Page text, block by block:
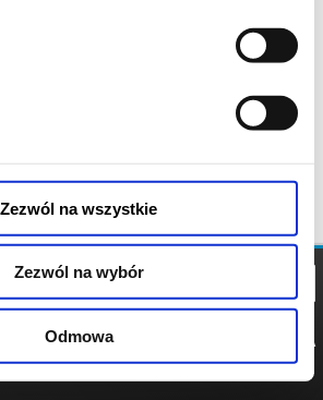
Zezwól na wszystkie
Zezwól na wybór
Odmowa
POLITYKA
POLITYKA